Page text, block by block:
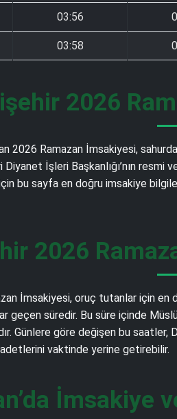
03:56
03:58
2026
2026 Ramazan İmsakiyesi,
İşleri Başkanlığı’nın
bu sayfa en doğru imsakiye
2026
İmsakiyesi, oruç tutanlar için
geçen süredir. Bu süre içinde
Günlere göre değişen bu
vaktinde yerine getirebilir.
İmsakiye